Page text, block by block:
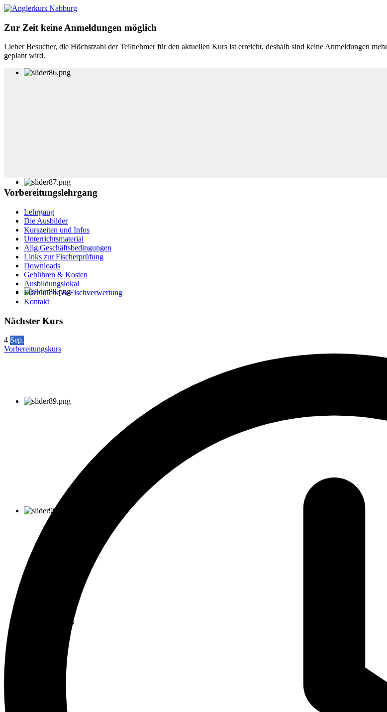
Zur Zeit keine Anmeldungen möglich
Lieber Besucher, die Höchstzahl der Teilnehmer für den aktuellen Kurs ist erreicht, deshalb sind keine Anmeldungen
geplant wird.
Vorbereitungslehrgang
Lehrgang
Die Ausbilder
Kurszeiten und Infos
Unterrichtsmaterial
Allg.Geschäftsbedingungen
Links zur Fischerprüfung
Downloads
Gebühren & Kosten
Ausbildungslokal
Fischküche & Fischverwertung
Kontakt
Nächster Kurs
4 Sep.
Vorbereitungskurs